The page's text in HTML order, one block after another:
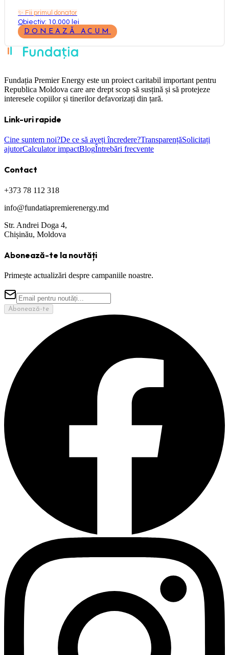
✨ Fii primul donator
Obiectiv: 10.000 lei
DONEAZĂ ACUM
Fundația Premier Energy este un proiect caritabil important pentru
Republica Moldova care are drept scop să susțină și să protejeze
interesele copiilor și tinerilor defavorizați din țară.
Link-uri rapide
Cine suntem noi?De ce să aveți încredere?TransparențăSolicitați
ajutorCalculator impactBlogÎntrebări frecvente
Contact
+373 78 112 318
info@fundatiapremierenergy.md
Str. Andrei Doga 4,
Chișinău, Moldova
Abonează-te la noutăți
Primește actualizări despre campaniile noastre.
Abonează-te